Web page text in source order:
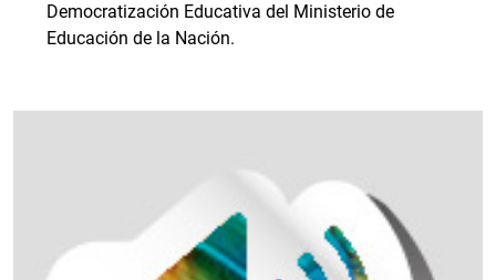
Democratización Educativa del Ministerio de
Educación de la Nación.